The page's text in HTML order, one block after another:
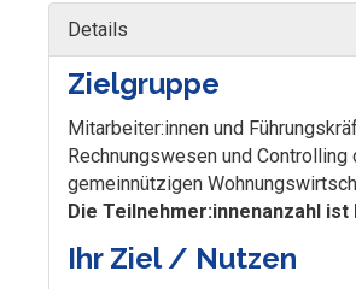
Details
Zielgruppe
Mitarbeiter:innen und
Rechnungswesen und Controlling
gemeinnützigen
Die Teilnehmer:innenanzahl
Ihr Ziel / Nutzen